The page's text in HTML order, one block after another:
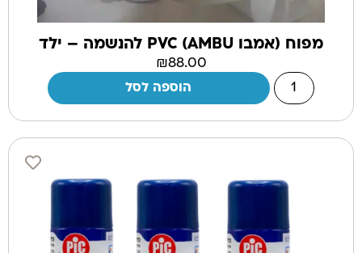
מפוח (אמבו AMBU) PVC להנשמה – ילד
₪88.00
הוספה לסל